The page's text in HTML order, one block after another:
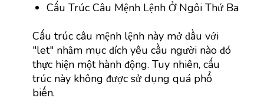
Cấu Trúc Câu Mệnh Lệnh Ở Ngôi Thứ Ba
Cấu trúc câu mệnh lệnh này mở đầu với
"let" nhằm mục đích yêu cầu người nào đó
thực hiện một hành động. Tuy nhiên, cấu
trúc này không được sử dụng quá phổ
biến.